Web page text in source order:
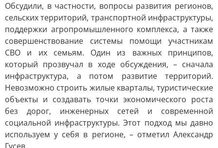
Обсудили, в частности, вопросы развития регионов,
сельских территорий, транспортной инфраструктуры,
поддержки агропромышленного комплекса, а также
совершенствование системы помощи участникам
СВО и их семьям. Один из важных принципов,
который прозвучал в ходе обсуждения, – сначала
инфраструктура, а потом развитие территорий.
Невозможно строить жилые кварталы, туристические
объекты и создавать точки экономического роста
без дорог, инженерных сетей и современной
социальной инфраструктуры. Этот подход мы давно
используем у себя в регионе, – отметил Александр